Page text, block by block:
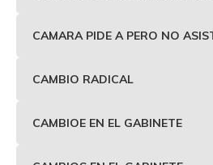
CAMARA PIDE A PERO NO
CAMBIO RADICAL
CAMBIOE EN EL GABINETE